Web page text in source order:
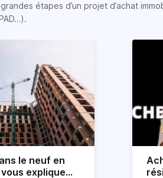
étapes d’un projet d’achat
le neuf en
explique